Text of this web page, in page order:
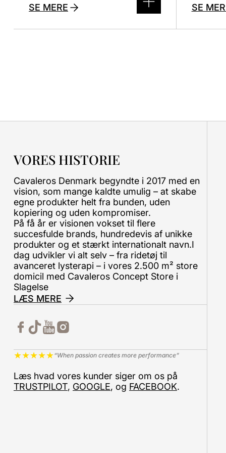
SE MERE SE
VORES HISTORIE
Cavaleros Denmark begyndte i 2017 med en
vision, som mange kaldte umulig – at skabe
egne produkter helt fra bunden, uden
kopiering og uden kompromiser.
På få år er visionen vokset til flere
succesfulde brands, hundredevis af unikke
produkter og et stærkt internationalt navn.I
dag udvikler vi alt selv – fra ridetøj til
avanceret lysterapi – i vores 2.500 m² store
domicil med Cavaleros Concept Store i
Slagelse
LÆS MERE
★★★★★“When passion creates more performance”
Læs hvad vores kunder siger om os på
TRUSTPILOT, GOOGLE, og FACEBOOK.